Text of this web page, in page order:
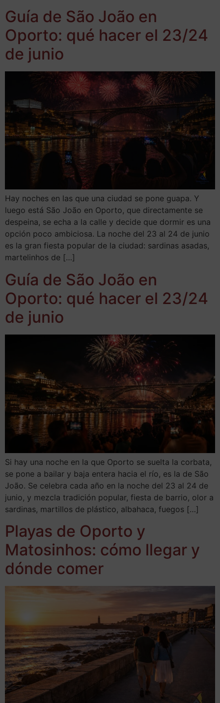
Guía de São João en
Oporto: qué hacer el 23/24
de junio
Hay noches en las que una ciudad se pone guapa. Y
luego está São João en Oporto, que directamente se
despeina, se echa a la calle y decide que dormir es una
opción poco ambiciosa. La noche del 23 al 24 de junio
es la gran fiesta popular de la ciudad: sardinas asadas,
martelinhos de […]
Guía de São João en
Oporto: qué hacer el 23/24
de junio
Si hay una noche en la que Oporto se suelta la corbata,
se pone a bailar y baja entera hacia el río, es la de São
João. Se celebra cada año en la noche del 23 al 24 de
junio, y mezcla tradición popular, fiesta de barrio, olor a
sardinas, martillos de plástico, albahaca, fuegos […]
Playas de Oporto y
Matosinhos: cómo llegar y
dónde comer